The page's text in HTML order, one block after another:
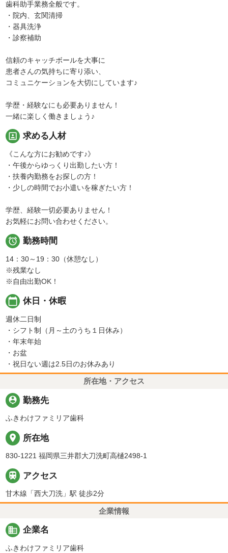
歯科助手業務全般です。
・院内、玄関清掃
・器具洗浄
・診察補助
信頼のキャッチボールを大事に
患者さんの気持ちに寄り添い、
コミュニケーションを大切にしています♪
学歴・経験なにも必要ありません！
一緒に楽しく働きましょう♪
portrait 求める人材
《こんな方にお勧めです♪》
・午後からゆっくり出勤したい方！
・扶養内勤務をお探しの方！
・少しの時間でお小遣いを稼ぎたい方！
学歴、経験一切必要ありません！
お気軽にお問い合わせください。
 勤務時間
14：30～19：30（休憩なし）
※残業なし
※自由出勤OK！
calendar_today 休日・休暇
週休二日制
・シフト制（月～土のうち１日休み）
・年末年始
・お盆
・祝日ない週は2.5日のお休みあり
所在地・アクセス
person_pin 勤務先
ふきわけファミリア歯科
place 所在地
830-1221 福岡県三井郡大刀洗町高樋2498-1
 アクセス
甘木線「西大刀洗」駅 徒歩2分
企業情報
business 企業名
ふきわけファミリア歯科